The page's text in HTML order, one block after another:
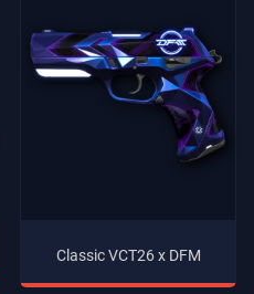
Classic VCT26 x DFM